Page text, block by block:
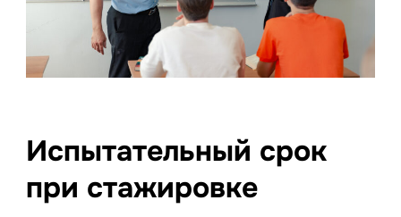
Испытательный срок
при стажировке